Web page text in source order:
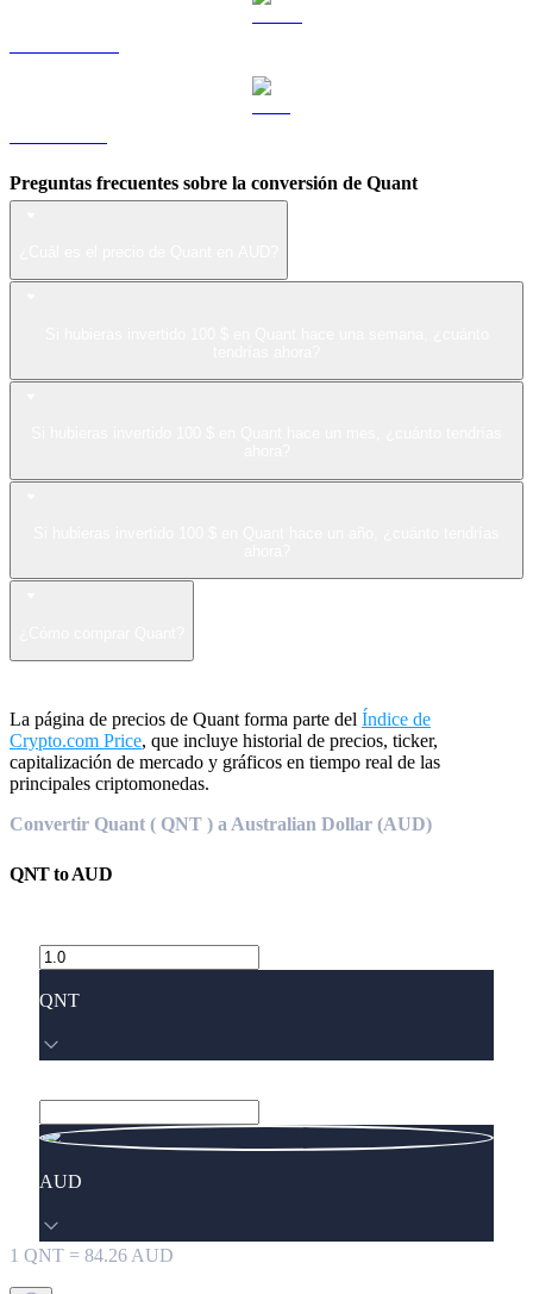
Preguntas frecuentes sobre la conversión de Quant
La página de precios de Quant forma parte del Índice de
Crypto.com Price, que incluye historial de precios, ticker,
capitalización de mercado y gráficos en tiempo real de las
principales criptomonedas.
Convertir Quant ( QNT ) a Australian Dollar (AUD)
QNTtoAUD
QNT
AUD
1 QNT = 84.26 AUD